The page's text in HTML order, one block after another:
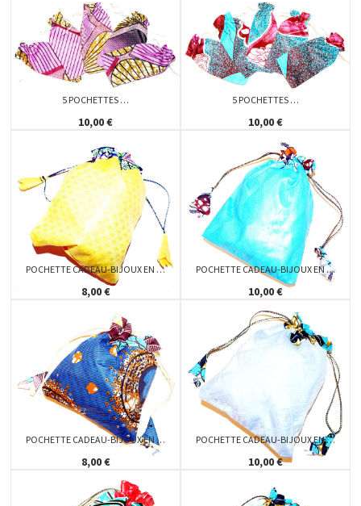
5 POCHETTES …
10,00 €
5 POCHETTES …
10,00 €
POCHETTE CADEAU-BIJOUX EN …
8,00 €
POCHETTE CADEAU-BIJOUX EN …
10,00 €
POCHETTE CADEAU-BIJOUX EN …
8,00 €
POCHETTE CADEAU-BIJOUX EN …
10,00 €